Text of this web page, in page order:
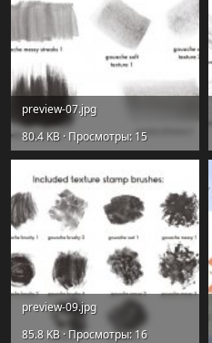
preview-07.jpg
80.4 KB · Просмотры: 15
preview-09.jpg
85.8 KB · Просмотры: 16